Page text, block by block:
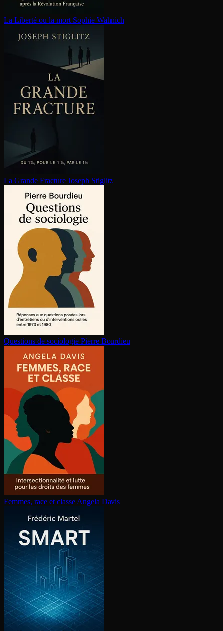
La Liberté ou la mort Sophie Wahnich
La Grande Fracture Joseph Stiglitz
Questions de sociologie Pierre Bourdieu
Femmes, race et classe Angela Davis